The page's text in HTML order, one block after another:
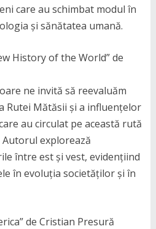
care au schimbat modul în
și sănătatea umană.
History of the World” de
ne invită să reevaluăm
Rutei Mătăsii și a influențelor
au circulat pe această rută
explorează
între est și vest, evidențiind
în evoluția societăților și în
de Cristian Presură